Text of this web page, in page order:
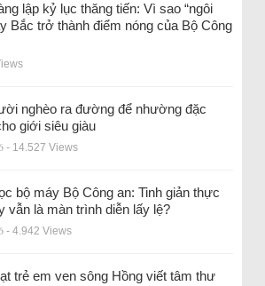
lập kỷ lục thăng tiến: Vì sao “ngôi
Bắc trở thành điểm nóng của Bộ Công
nghèo ra đường để nhường đặc
giới siêu giàu
- 14.527 Views
bộ máy Bộ Công an: Tinh giản thực
vẫn là màn trình diễn lấy lệ?
- 4.942 Views
trẻ em ven sông Hồng viết tâm thư